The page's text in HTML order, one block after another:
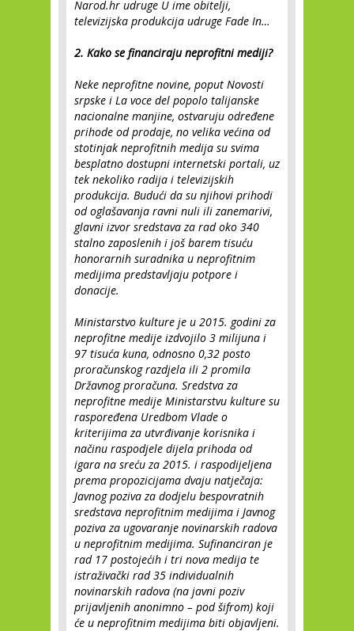
Narod.hr udruge U ime obitelji,
televizijska produkcija udruge Fade In…
2. Kako se financiraju neprofitni mediji?
Neke neprofitne novine, poput Novosti
srpske i La voce del popolo talijanske
nacionalne manjine, ostvaruju određene
prihode od prodaje, no velika većina od
stotinjak neprofitnih medija su svima
besplatno dostupni internetski portali, uz
tek nekoliko radija i televizijskih
produkcija. Budući da su njihovi prihodi
od oglašavanja ravni nuli ili zanemarivi,
glavni izvor sredstava za rad oko 340
stalno zaposlenih i još barem tisuću
honorarnih suradnika u neprofitnim
medijima predstavljaju potpore i
donacije.
Ministarstvo kulture je u 2015. godini za
neprofitne medije izdvojilo 3 milijuna i
97 tisuća kuna, odnosno 0,32 posto
proračunskog razdjela ili 2 promila
Državnog proračuna. Sredstva za
neprofitne medije Ministarstvu kulture su
raspoređena Uredbom Vlade o
kriterijima za utvrđivanje korisnika i
načinu raspodjele dijela prihoda od
igara na sreću za 2015. i raspodijeljena
prema propozicijama dvaju natječaja:
Javnog poziva za dodjelu bespovratnih
sredstava neprofitnim medijima i Javnog
poziva za ugovaranje novinarskih radova
u neprofitnim medijima. Sufinanciran je
rad 17 postojećih i tri nova medija te
istraživački rad 35 individualnih
novinarskih radova (na javni poziv
prijavljenih anonimno – pod šifrom) koji
će u neprofitnim medijima biti objavljeni.